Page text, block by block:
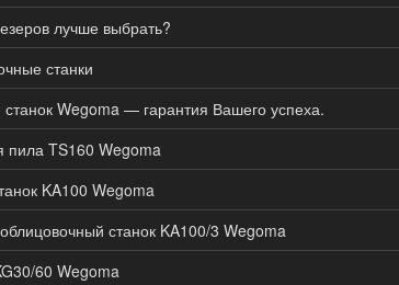
лучше выбрать?
станки
Wegoma — гарантия Вашего успеха.
пила TS160 Wegoma
KA100 Wegoma
станок KA100/3 Wegoma
60 Wegoma